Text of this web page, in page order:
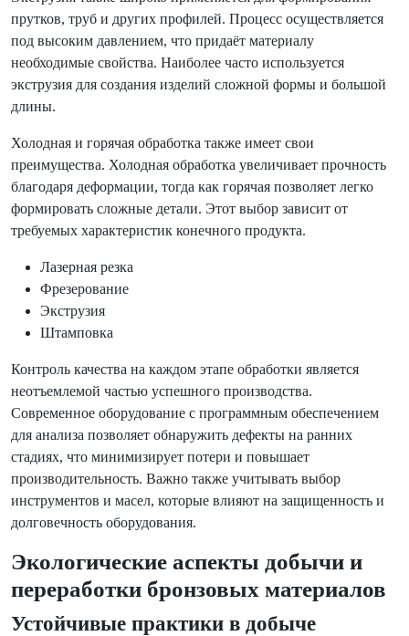
прутков, труб и других профилей. Процесс осуществляется
под высоким давлением, что придаёт материалу
необходимые свойства. Наиболее часто используется
экструзия для создания изделий сложной формы и большой
длины.
Холодная и горячая обработка также имеет свои
преимущества. Холодная обработка увеличивает прочность
благодаря деформации, тогда как горячая позволяет легко
формировать сложные детали. Этот выбор зависит от
требуемых характеристик конечного продукта.
Лазерная резка
Фрезерование
Экструзия
Штамповка
Контроль качества на каждом этапе обработки является
неотъемлемой частью успешного производства.
Современное оборудование с программным обеспечением
для анализа позволяет обнаружить дефекты на ранних
стадиях, что минимизирует потери и повышает
производительность. Важно также учитывать выбор
инструментов и масел, которые влияют на защищенность и
долговечность оборудования.
Экологические аспекты добычи и
переработки бронзовых материалов
Устойчивые практики в добыче